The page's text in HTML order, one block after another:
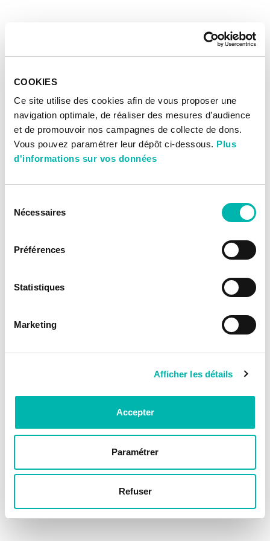
COOKIES
Ce site utilise des cookies afin de vous proposer une
navigation optimale, de réaliser des mesures d’audience
et de promouvoir nos campagnes de collecte de dons.
Vous pouvez paramétrer leur dépôt ci-dessous. Plus
d'informations sur vos données
Nécessaires
Préférences
Statistiques
Marketing
Afficher les détails
Accepter
Paramétrer
Refuser